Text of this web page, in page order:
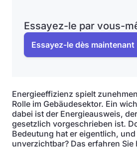
Essayez-le par vous-
Essayez-le dès maintenant
Energieeffizienz spielt
Rolle im Gebäudesektor. Ein
dabei ist der Energieausweis,
gesetzlich vorgeschrieben ist.
Bedeutung hat er eigentlich,
unverzichtbar? Das erfahren Sie